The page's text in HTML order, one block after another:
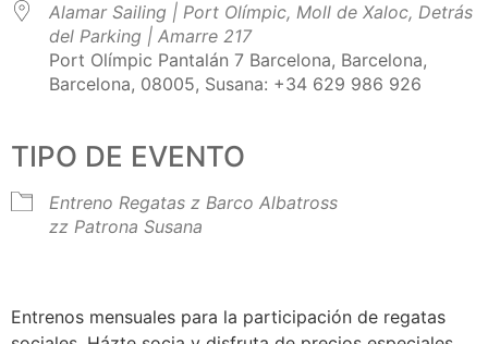
Alamar Sailing | Port Olímpic, Moll de Xaloc, Detrás
del Parking | Amarre 217
Port Olímpic Pantalán 7 Barcelona, Barcelona,
Barcelona, 08005, Susana: +34 629 986 926
TIPO DE EVENTO
Entreno Regatas z Barco Albatross
zz Patrona Susana
Entrenos mensuales para la participación de regatas